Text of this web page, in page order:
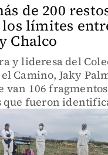
de 200
los límites
Chalco
y lideresa del
Camino, Jaky
van 106
que fueron
humano.